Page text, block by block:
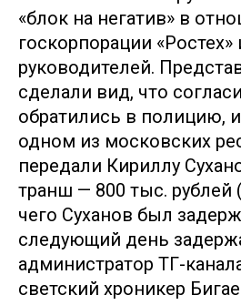
«блок на негатив» в
госкорпорации «Ростех»
руководителей.
сделали вид, что
обратились в полицию,
одном из московских
передали Кириллу
транш — 800 тыс. рублей
чего Суханов был
следующий день
администратор ТГ-
светский хроникер